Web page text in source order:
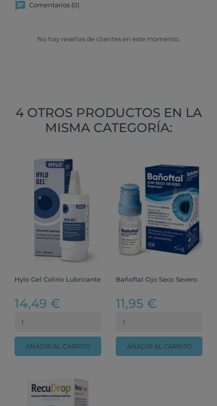
Comentarios (0)
No hay reseñas de clientes en este momento.
4 OTROS PRODUCTOS EN LA
MISMA CATEGORÍA:
Hylo Gel Colirio Lubricante
14,49 €
AÑADIR AL CARRITO
Bañoftal Ojo Seco Severo
11,95 €
AÑADIR AL CARRITO